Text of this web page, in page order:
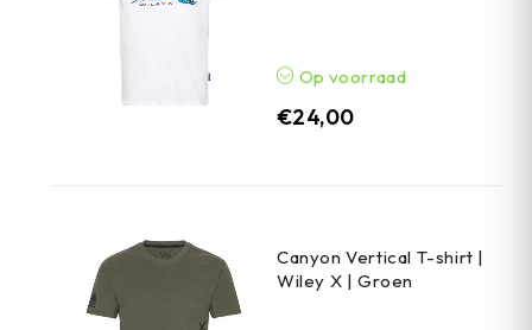
Op voorraad
€24,00
Canyon Vertical T-shirt |
Wiley X | Groen